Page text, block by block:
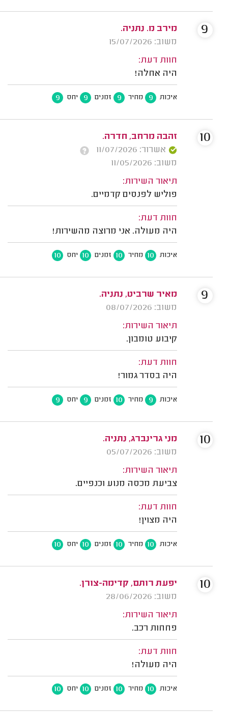
מירב מ. נתניה.
משוב: 15/07/2026
חוות דעת:
היה אחלה!
איכות 9 מחיר 9 זמנים 9 יחס 9
9
זהבה מרחב, חדרה.
אשרור: 11/07/2026
משוב: 11/05/2026
תיאור השירות:
פוליש לפנסים קדמיים.
חוות דעת:
היה מעולה. אני מרוצה מהשירות!
איכות 10 מחיר 10 זמנים 10 יחס 10
10
מאיר שרביט, נתניה.
משוב: 08/07/2026
תיאור השירות:
קיבוע טומבון.
חוות דעת:
היה בסדר גמור!
איכות 9 מחיר 10 זמנים 9 יחס 9
9
מני גרינברג, נתניה.
משוב: 05/07/2026
תיאור השירות:
צביעת מכסה מנוע וכנפיים.
חוות דעת:
היה מצוין!
איכות 10 מחיר 10 זמנים 10 יחס 10
10
יפעת רותם, קדימה-צורן.
משוב: 28/06/2026
תיאור השירות:
פחחות רכב.
חוות דעת:
היה מעולה!
איכות 10 מחיר 10 זמנים 10 יחס 10
10